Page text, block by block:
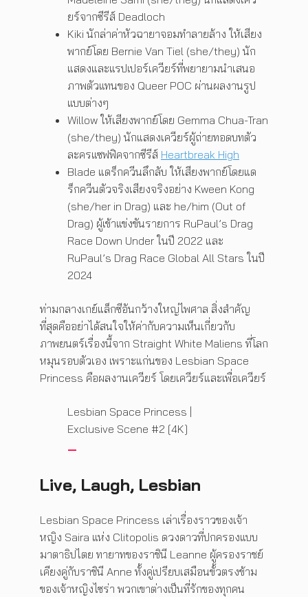
ยร์จากซีรีส์ Deadloch
Kiki นักล่าค่าหัวฉายาจอมทำลายล้าง ให้เสียง
พากย์โดย Bernie Van Tiel (she/they) นัก
แสดงและแรปเปอร์เควียร์ที่พยายามนำเสนอ
ภาพตัวแทนของ Queer POC ผ่านผลงานรูป
แบบต่างๆ
Willow ให้เสียงพากย์โดย Gemma Chua-Tran
(she/they) นักแสดงเควียร์ผู้ถ่ายทอดบทตัว
ละครแซฟฟิคจากซีรีส์ Heartbreak High
Blade แดร็กควีนลึกลับ ให้เสียงพากย์โดยแด
ร็กควีนตัวจริงเสียงจริงอย่าง Kween Kong
(she/her in Drag) และ he/him (Out of
Drag) ผู้เข้าแข่งขันรายการ RuPaul’s Drag
Race Down Under ในปี 2022 และ
RuPaul’s Drag Race Global All Stars ในปี
2024
ท่ามกลางเกย์แล็กซีอันกว้างใหญ่ไพศาล สิ่งสำคัญ
ที่สุดคืออย่าได้สนใจให้ค่ากับความเห็นเกี่ยวกับ
ภาพยนตร์เรื่องนี้จาก Straight White Maliens ที่โลก
หมุนรอบตัวเอง เพราะแก่นของ Lesbian Space
Princess คือผลงานเควียร์ โดยเควียร์และเพื่อเควียร์
Lesbian Space Princess |
Exclusive Scene #2 [4K]
Live, Laugh, Lesbian
Lesbian Space Princess เล่าเรื่องราวของเจ้า
หญิง Saira แห่ง Clitopolis ดวงดาวที่ปกครองแบบ
มาตาธิปไตย ทายาทของราชินี Leanne ผู้ครองราชย์
เคียงคู่กับราชินี Anne ทั้งคู่เปรียบเสมือนขั้วตรงข้าม
ของเจ้าหญิงไซร่า พวกเขาต่างเป็นที่รักของทุกคน